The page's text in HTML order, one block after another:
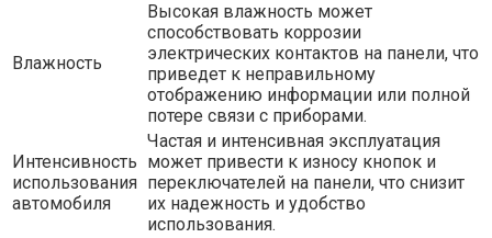
Влажность
Высокая влажность может
способствовать коррозии
электрических контактов на панели, что
приведет к неправильному
отображению информации или полной
потере связи с приборами.
Интенсивность
использования
автомобиля
Частая и интенсивная эксплуатация
может привести к износу кнопок и
переключателей на панели, что снизит
их надежность и удобство
использования.